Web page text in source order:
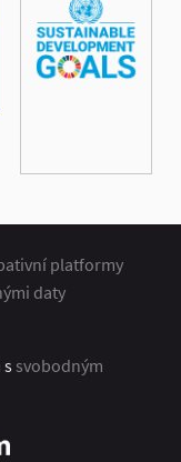
platformy
daty
ssvobodným